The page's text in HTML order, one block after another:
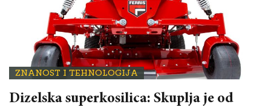
ZNANOST I TEHNOLOGIJA
Dizelska superkosilica: Skuplja je od